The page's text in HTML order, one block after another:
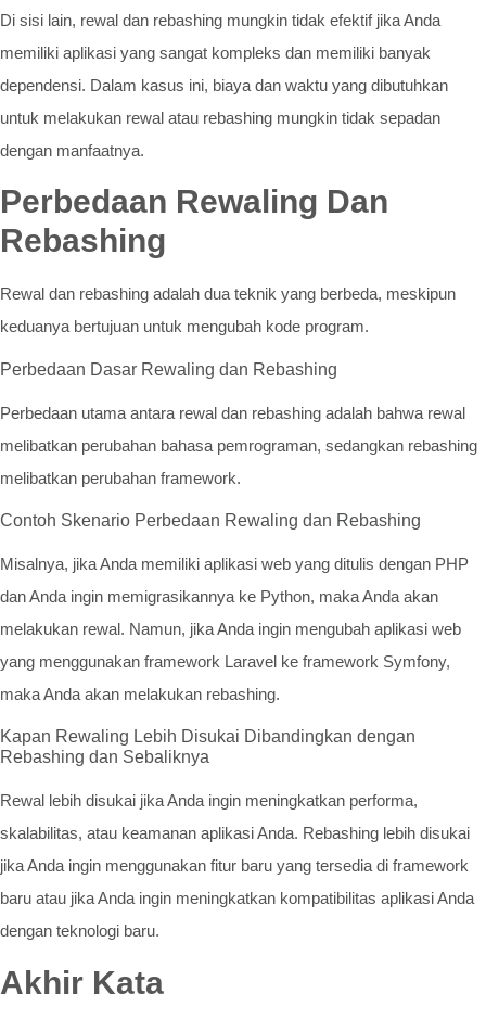
Di sisi lain, rewal dan rebashing mungkin tidak efektif jika Anda
memiliki aplikasi yang sangat kompleks dan memiliki banyak
dependensi. Dalam kasus ini, biaya dan waktu yang dibutuhkan
untuk melakukan rewal atau rebashing mungkin tidak sepadan
dengan manfaatnya.
Perbedaan Rewaling Dan
Rebashing
Rewal dan rebashing adalah dua teknik yang berbeda, meskipun
keduanya bertujuan untuk mengubah kode program.
Perbedaan Dasar Rewaling dan Rebashing
Perbedaan utama antara rewal dan rebashing adalah bahwa rewal
melibatkan perubahan bahasa pemrograman, sedangkan rebashing
melibatkan perubahan framework.
Contoh Skenario Perbedaan Rewaling dan Rebashing
Misalnya, jika Anda memiliki aplikasi web yang ditulis dengan PHP
dan Anda ingin memigrasikannya ke Python, maka Anda akan
melakukan rewal. Namun, jika Anda ingin mengubah aplikasi web
yang menggunakan framework Laravel ke framework Symfony,
maka Anda akan melakukan rebashing.
Kapan Rewaling Lebih Disukai Dibandingkan dengan
Rebashing dan Sebaliknya
Rewal lebih disukai jika Anda ingin meningkatkan performa,
skalabilitas, atau keamanan aplikasi Anda. Rebashing lebih disukai
jika Anda ingin menggunakan fitur baru yang tersedia di framework
baru atau jika Anda ingin meningkatkan kompatibilitas aplikasi Anda
dengan teknologi baru.
Akhir Kata